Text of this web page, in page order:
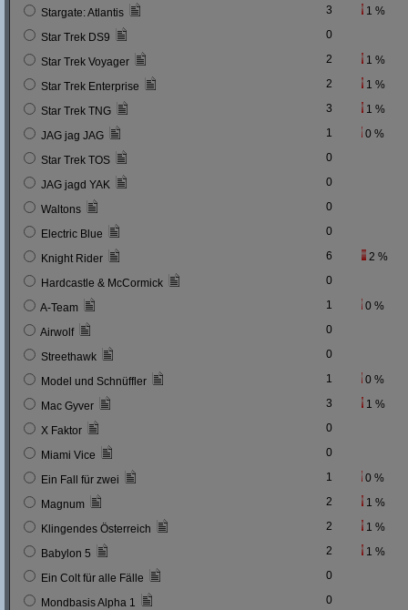
Stargate: Atlantis 3 1 %
Star Trek DS9 0
Star Trek Voyager 2 1 %
Star Trek Enterprise 2 1 %
Star Trek TNG 3 1 %
JAG jag JAG 1 0 %
Star Trek TOS 0
JAG jagd YAK 0
Waltons 0
Electric Blue 0
Knight Rider 6 2 %
Hardcastle & McCormick 0
A-Team 1 0 %
Airwolf 0
Streethawk 0
Model und Schnüffler 1 0 %
Mac Gyver 3 1 %
X Faktor 0
Miami Vice 0
Ein Fall für zwei 1 0 %
Magnum 2 1 %
Klingendes Österreich 2 1 %
Babylon 5 2 1 %
Ein Colt für alle Fälle 0
Mondbasis Alpha 1 0